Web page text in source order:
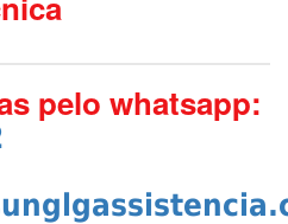
pelo whatsapp: